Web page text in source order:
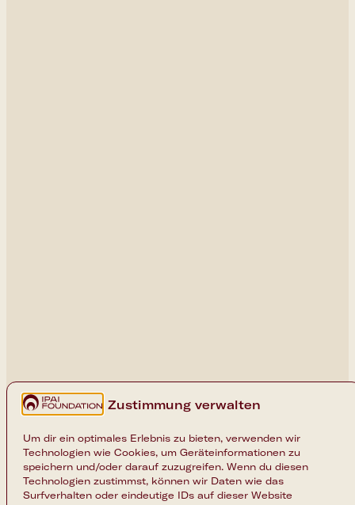
Zustimmung verwalten
Um dir ein optimales Erlebnis zu bieten, verwenden wir
Technologien wie Cookies, um Geräteinformationen zu
speichern und/oder darauf zuzugreifen. Wenn du diesen
Technologien zustimmst, können wir Daten wie das
Surfverhalten oder eindeutige IDs auf dieser Website
Datenschutz